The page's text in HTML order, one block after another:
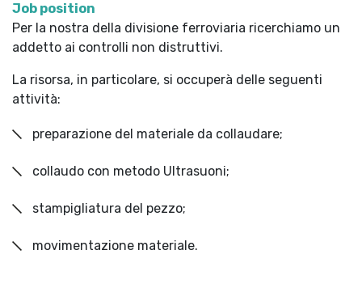
Job position
Per la nostra della divisione ferroviaria ricerchiamo un
addetto ai controlli non distruttivi.
La risorsa, in particolare, si occuperà delle seguenti
attività:
preparazione del materiale da collaudare;
collaudo con metodo Ultrasuoni;
stampigliatura del pezzo;
movimentazione materiale.